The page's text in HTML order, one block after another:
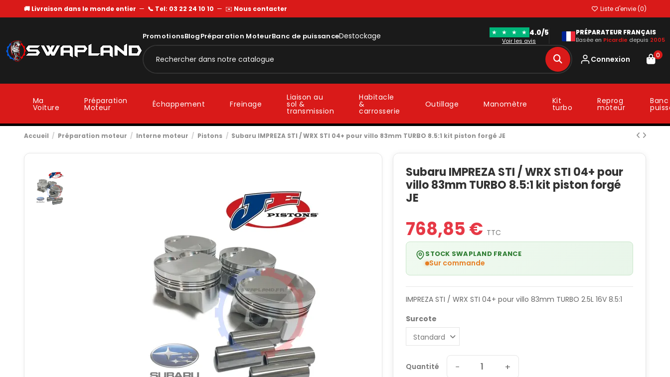
🚚 Livraison dans le monde entier — 📞 Tel: 03 22 24 10 10 — ✉️ Nous contacter Liste d'envie (0)
PromotionsBlogPréparation MoteurBanc de puissanceDestockage ★ ★ ★ ★ 4.0/5
Voir les avis
PRÉPARATEUR FRANÇAIS
Basée en Picardie depuis 2005
Connexion 0
Ma
Voiture
Préparation
Moteur Échappement Freinage
Liaison au
sol &
transmission
Habitacle
&
carrosserie
Outillage Manomètre Kit
turbo
Reprog
moteur
Accueil Préparation moteur Interne moteur Pistons Subaru IMPREZA STI / WRX STI 04+ pour villo 83mm TURBO 8.5:1 kit piston forgé JE
Subaru IMPREZA STI / WRX STI 04+ pour
villo 83mm TURBO 8.5:1 kit piston forgé
JE
768,85 € TTC
STOCK SWAPLAND FRANCE
Sur commande
IMPREZA STI / WRX STI 04+ pour villo 83mm TURBO 2.5L 16V 8.5:1
Surcote
Quantité − +